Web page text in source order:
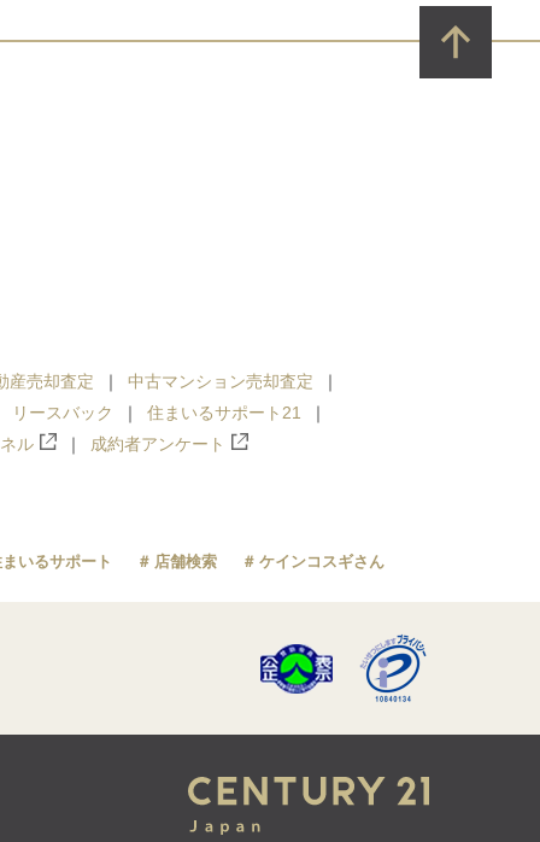
産売却査定
中古マンション売却査定
リースバック
住まいるサポート21
ル
成約者アンケート
いるサポート 店舗検索 ケインコスギさん